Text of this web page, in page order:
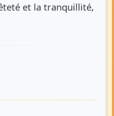
et la tranquillité,